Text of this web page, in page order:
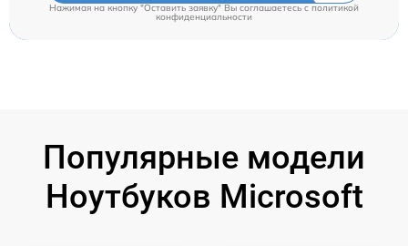
Нажимая на кнопку "Оставить заявку" Вы соглашаетесь cполитикой
конфиденциальности
Популярные модели
Ноутбуков Microsoft